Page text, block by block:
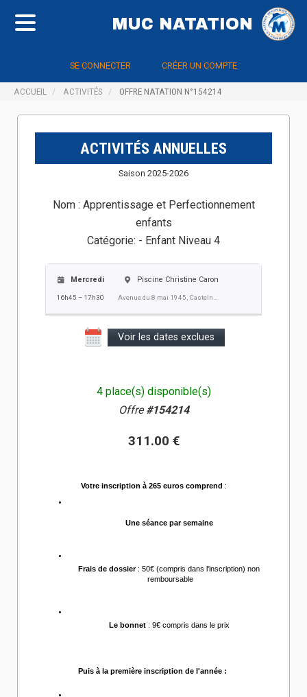
MUC NATATION
SE CONNECTER CRÉER UN COMPTE
ACCUEIL ACTIVITÉS OFFRE NATATION N°154214
ACTIVITÉS ANNUELLES
Saison 2025-2026
Nom : Apprentissage et Perfectionnement
enfants
Catégorie: - Enfant Niveau 4
Mercredi
16h45 – 17h30
Piscine Christine Caron
Voir les dates exclues
4 place(s) disponible(s)
Offre#154214
311.00 €
Votre inscription à 265 euros comprend :
Une séance par semaine
Frais de dossier : 50€ (compris dans l'inscription) non
remboursable
Le bonnet : 9€ compris dans le prix
Puis à la première inscription de l'année :